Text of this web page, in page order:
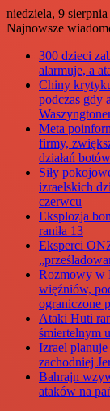
niedziela, 9
Najnowsze
300 dzieci
alarmuje, a
Chiny
podczas gdy
Meta
firmy,
działań botów
Siły
izraelskich
czerwcu
Eksplozja
raniła 13
Eksperci
Rozmowy w
więźniów,
ograniczone
Ataki Huti
śmiertelnym
Izrael
zachodniej
Bahrajn
ataków na